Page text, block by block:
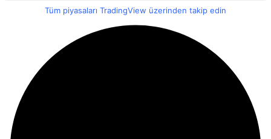
Tüm piyasaları TradingView üzerinden takip edin